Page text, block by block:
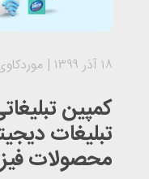
۱۸ آذر ۱۳۹۹
کمپین
تبلیغات
محصولات